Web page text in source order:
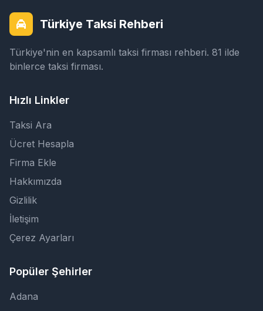
Türkiye Taksi Rehberi
Türkiye'nin en kapsamlı taksi firması rehberi. 81 ilde
binlerce taksi firması.
Hızlı Linkler
Taksi Ara
Ücret Hesapla
Firma Ekle
Hakkımızda
Gizlilik
İletişim
Çerez Ayarları
Popüler Şehirler
Adana